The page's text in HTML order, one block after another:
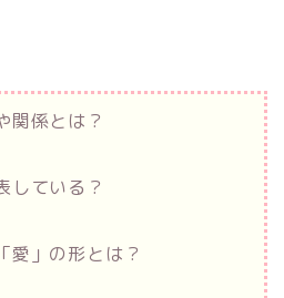
関係とは？
している？
」の形とは？